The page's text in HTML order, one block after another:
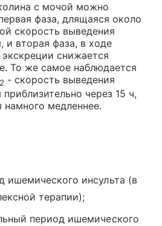
с мочой можно
фаза, длящаяся около
скорость выведения
и вторая фаза, в ходе
снижается
То же самое наблюдается
2 - скорость выведения
через 15 ч,
намного медленнее.
ишемического инсульта (в
терапии);
период ишемического